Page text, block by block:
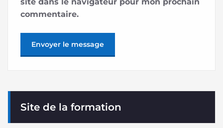
commentaire.
Site de la formation